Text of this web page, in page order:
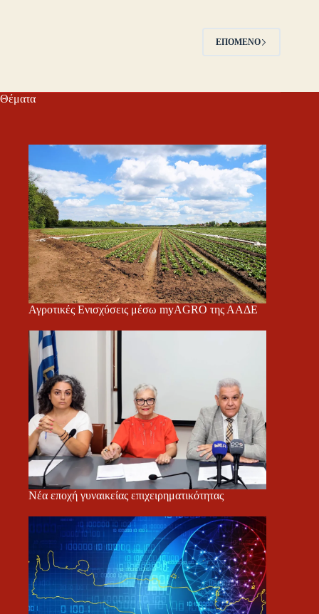
ΕΠΌΜΕΝΟ
Θέματα
Αγροτικές Ενισχύσεις μέσω myAGRO της ΑΑΔΕ
Νέα εποχή γυναικείας επιχειρηματικότητας